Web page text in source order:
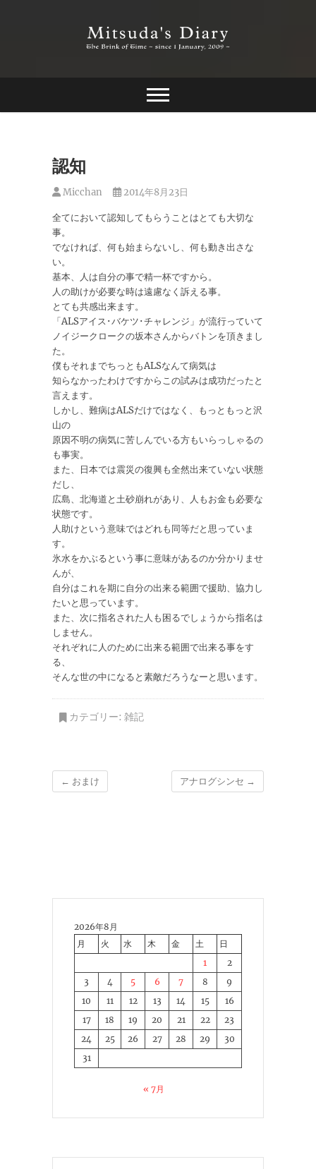
Mitsuda's Diary
認知
Micchan 2014年8月23日
全てにおいて認知してもらうことはとても大切な
事。
でなければ、何も始まらないし、何も動き出さな
い。
基本、人は自分の事で精一杯ですから。
人の助けが必要な時は遠慮なく訴える事。
とても共感出来ます。
「ALSアイス･バケツ･チャレンジ」が流行っていて
ノイジークロークの坂本さんからバトンを頂きまし
た。
僕もそれまでちっともALSなんて病気は
知らなかったわけですからこの試みは成功だったと
言えます。
しかし、難病はALSだけではなく、もっともっと沢
山の
原因不明の病気に苦しんでいる方もいらっしゃるの
も事実。
また、日本では震災の復興も全然出来ていない状態
だし、
広島、北海道と土砂崩れがあり、人もお金も必要な
状態です。
人助けという意味ではどれも同等だと思っていま
す。
氷水をかぶるという事に意味があるのか分かりませ
んが、
自分はこれを期に自分の出来る範囲で援助、協力し
たいと思っています。
また、次に指名された人も困るでしょうから指名は
しません。
それぞれに人のために出来る範囲で出来る事をす
る、
そんな世の中になると素敵だろうなーと思います。
カテゴリー: 雑記
← おまけ アナログシンセ →
2026年8月
月
火 水 木 金 土
日
1
2
3
4 5 6 7 8
9
10
11 12 13 14 15
16
17
18 19 20 21 22
23
24
25 26 27 28 29
30
31
« 7月